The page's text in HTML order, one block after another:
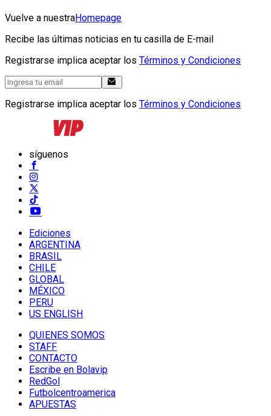
Vuelve a nuestraHomepage
Recibe las últimas noticias en tu casilla de E-mail
Registrarse implica aceptar los Términos y Condiciones
Registrarse implica aceptar los Términos y Condiciones
síguenos
Ediciones
ARGENTINA
BRASIL
CHILE
GLOBAL
MÉXICO
PERU
US ENGLISH
QUIENES SOMOS
STAFF
CONTACTO
Escribe en Bolavip
RedGol
Futbolcentroamerica
APUESTAS